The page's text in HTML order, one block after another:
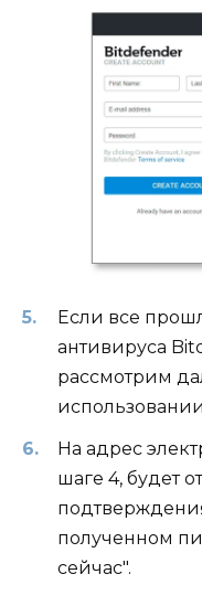
Если все
антивируса
рассмотрим
На адрес
шаге 4, будет
полученном
сейчас".